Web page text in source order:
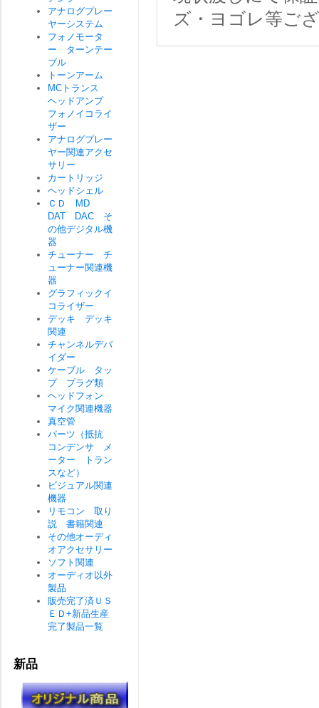
ズ・ヨゴレ等ご
アナログプレー
ヤーシステム
フォノモータ
ー ターンテー
ブル
トーンアーム
MCトランス
ヘッドアンプ
フォノイコライ
ザー
アナログプレー
ヤー関連アクセ
サリー
カートリッジ
ヘッドシェル
ＣＤ MD
DAT DAC そ
の他デジタル機
器
チューナー チ
ューナー関連機
器
グラフィックイ
コライザー
デッキ デッキ
関連
チャンネルデバ
イダー
ケーブル タッ
プ プラグ類
ヘッドフォン
マイク関連機器
真空管
パーツ（抵抗
コンデンサ メ
ーター トラン
スなど）
ビジュアル関連
機器
リモコン 取り
説 書籍関連
その他オーディ
オアクセサリー
ソフト関連
オーディオ以外
製品
販売完了済ＵＳ
ＥＤ+新品生産
完了製品一覧
新品